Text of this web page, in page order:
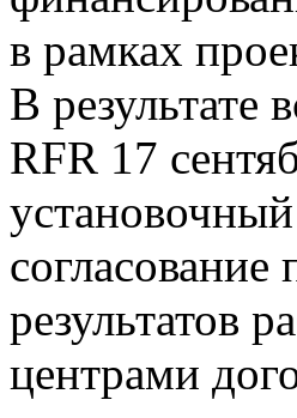
в рамках
В результате
RFR 17
результатов
центрами